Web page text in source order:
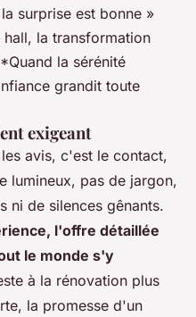
surprise est bonne »
la transformation
la sérénité
grandit toute
exigeant
avis, c'est le contact,
lumineux, pas de jargon,
ni de silences gênants.
l'offre détaillée
le monde s'y
à la rénovation plus
la promesse d'un